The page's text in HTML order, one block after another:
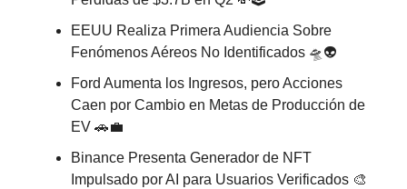
EEUU Realiza Primera Audiencia Sobre
Fenómenos Aéreos No Identificados 🛸👽
Ford Aumenta los Ingresos, pero Acciones
Caen por Cambio en Metas de Producción de
EV 🚗💼
Binance Presenta Generador de NFT
Impulsado por AI para Usuarios Verificados 🎨